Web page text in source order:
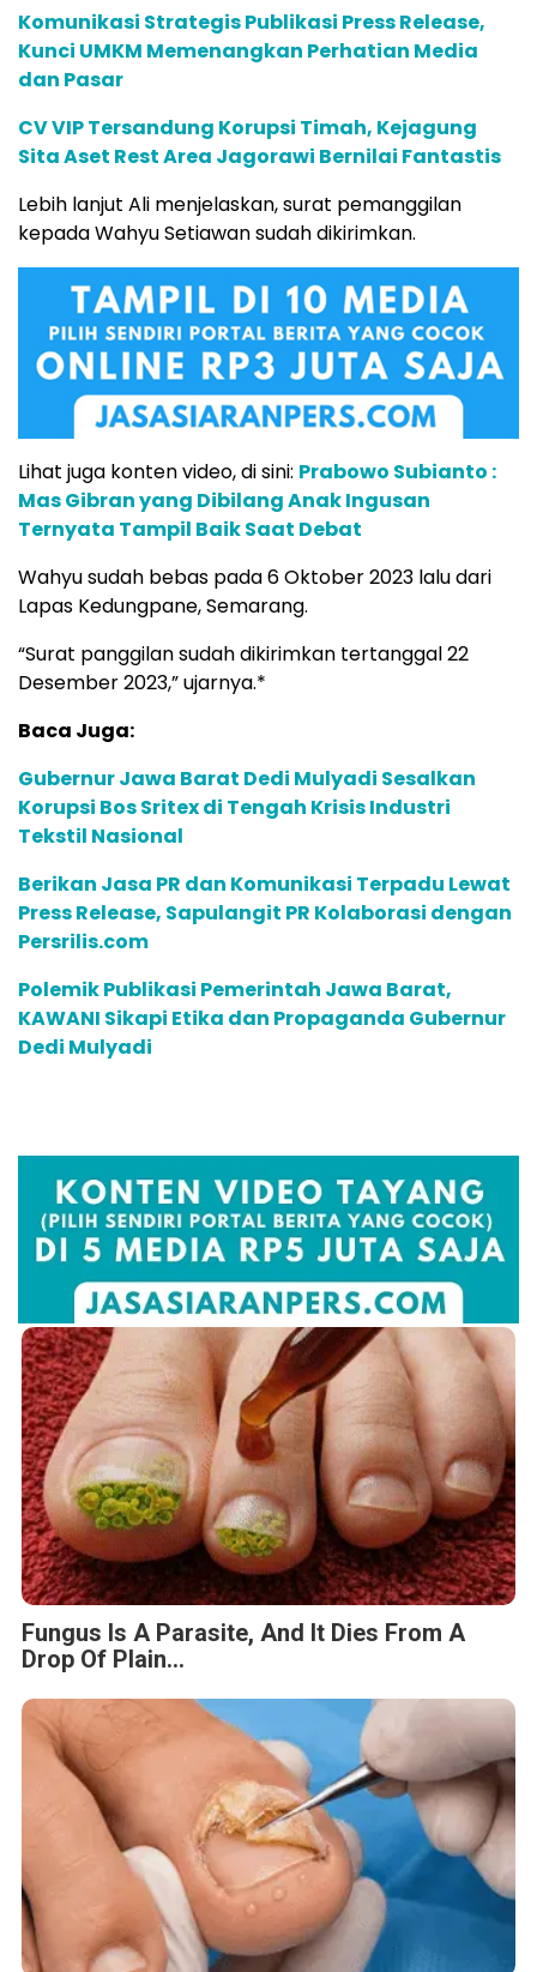
Komunikasi Strategis Publikasi Press Release,
Kunci UMKM Memenangkan Perhatian Media
dan Pasar
CV VIP Tersandung Korupsi Timah, Kejagung
Sita Aset Rest Area Jagorawi Bernilai Fantastis
Lebih lanjut Ali menjelaskan, surat pemanggilan
kepada Wahyu Setiawan sudah dikirimkan.
Lihat juga konten video, di sini: Prabowo Subianto :
Mas Gibran yang Dibilang Anak Ingusan
Ternyata Tampil Baik Saat Debat
Wahyu sudah bebas pada 6 Oktober 2023 lalu dari
Lapas Kedungpane, Semarang.
“Surat panggilan sudah dikirimkan tertanggal 22
Desember 2023,” ujarnya.*
Baca Juga:
Gubernur Jawa Barat Dedi Mulyadi Sesalkan
Korupsi Bos Sritex di Tengah Krisis Industri
Tekstil Nasional
Berikan Jasa PR dan Komunikasi Terpadu Lewat
Press Release, Sapulangit PR Kolaborasi dengan
Persrilis.com
Polemik Publikasi Pemerintah Jawa Barat,
KAWANI Sikapi Etika dan Propaganda Gubernur
Dedi Mulyadi
Fungus Is A Parasite, And It Dies From A
Drop Of Plain...